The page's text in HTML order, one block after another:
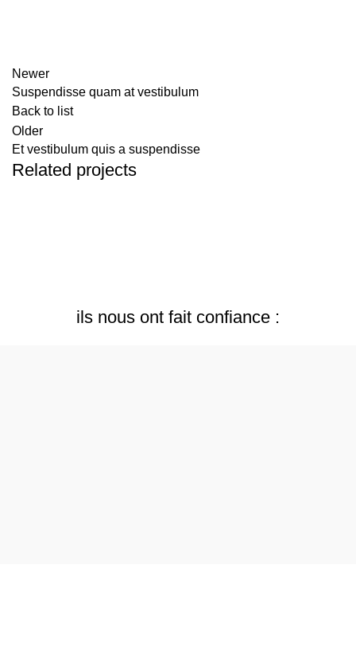
Newer
Suspendisse quam at vestibulum
Back to list
Older
Et vestibulum quis a suspendisse
Related projects
ils nous ont fait confiance :